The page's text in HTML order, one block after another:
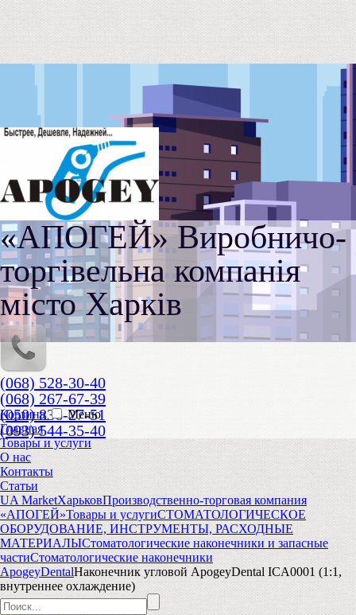
«АПОГЕЙ» Виробничо-
торгівельна компанія
місто Харків
(068) 528-30-40
(068) 267-67-39
(050) 836-27-51
(093) 544-35-40
Корзина
Меню
Главная
Товары и услуги
О нас
Контакты
Статьи
UA MarketХарьковПроизводственно-торговая компания
«АПОГЕЙ»Товары и услугиСТОМАТОЛОГИЧЕСКОЕ
ОБОРУДОВАНИЕ, ИНСТРУМЕНТЫ, РАСХОДНЫЕ
МАТЕРИАЛЫСтоматологические наконечники и запасные
частиСтоматологические наконечники
ApogeyDentalНаконечник угловой ApogeyDental ICA0001 (1:1,
внутреннее охлаждение)